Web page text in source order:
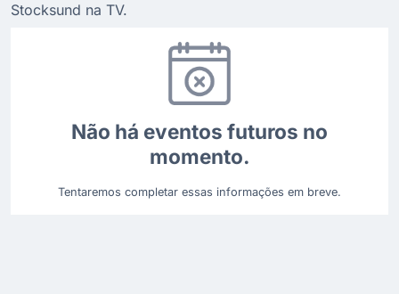
Stocksund na TV.
Não há eventos futuros no
momento.
Tentaremos completar essas informações em breve.